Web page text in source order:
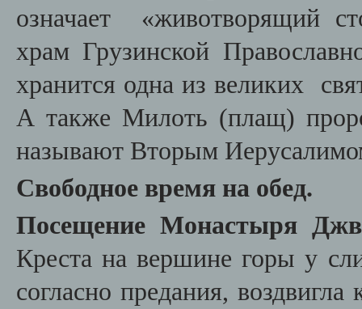
означает
«животворящий
храм Грузинской
хранится одна из великих
А также Милоть (плащ)
называют Вторым
Свободное время на обед.
Посещение Монастыря
Креста на вершине горы у
согласно предания,